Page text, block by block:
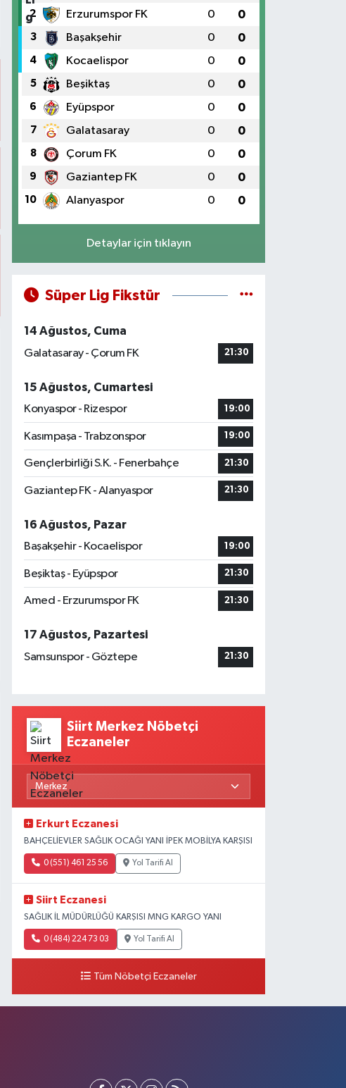
2 Erzurumspor FK 0 0
3 Başakşehir 0 0
4 Kocaelispor 0 0
5 Beşiktaş 0 0
6 Eyüpspor 0 0
7 Galatasaray 0 0
8 Çorum FK 0 0
9 Gaziantep FK 0 0
10 Alanyaspor 0 0
Detaylar için tıklayın
Süper Lig Fikstür
14 Ağustos, Cuma
Galatasaray - Çorum FK
21:30
15 Ağustos, Cumartesi
Konyaspor - Rizespor
19:00
Kasımpaşa - Trabzonspor 19:00
Gençlerbirliği S.K. - Fenerbahçe 21:30
Gaziantep FK - Alanyaspor 21:30
16 Ağustos, Pazar
Başakşehir - Kocaelispor
19:00
Beşiktaş - Eyüpspor 21:30
Amed - Erzurumspor FK 21:30
17 Ağustos, Pazartesi
Samsunspor - Göztepe
21:30
Siirt Merkez Nöbetçi
Eczaneler
Erkurt Eczanesi
BAHÇELİEVLER SAĞLIK OCAĞI YANI İPEK MOBİLYA KARŞISI
0 (551) 461 25 56 Yol Tarifi Al
Siirt Eczanesi
SAĞLIK İL MÜDÜRLÜĞÜ KARŞISI MNG KARGO YANI
0 (484) 224 73 03 Yol Tarifi Al
Tüm Nöbetçi Eczaneler